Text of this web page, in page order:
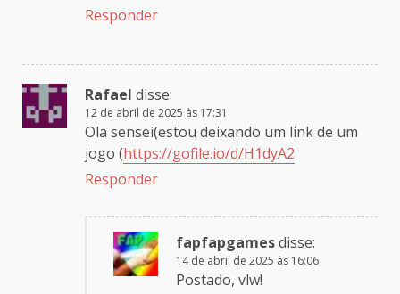
Responder
Rafael disse:
12 de abril de 2025 às 17:31
Ola sensei(estou deixando um link de um
jogo (https://gofile.io/d/H1dyA2
Responder
fapfapgamesdisse:
14 de abril de 2025 às 16:06
Postado, vlw!